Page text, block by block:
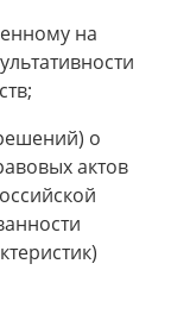
на
о
актов